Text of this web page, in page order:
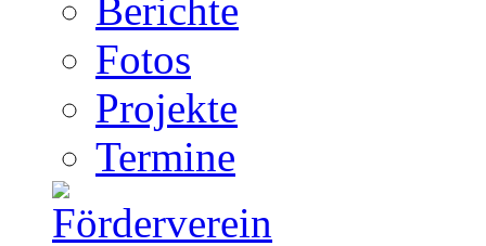
Berichte
Fotos
Projekte
Termine